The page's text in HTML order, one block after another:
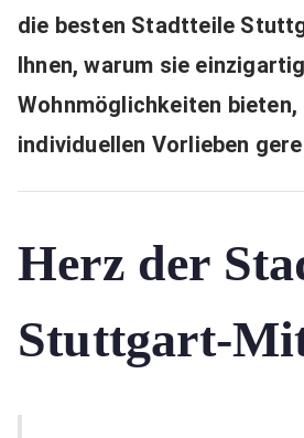
die besten Stadtteile
Ihnen, warum sie
Wohnmöglichkeiten bieten,
individuellen Vorlieben
Herz der
Stuttgart-